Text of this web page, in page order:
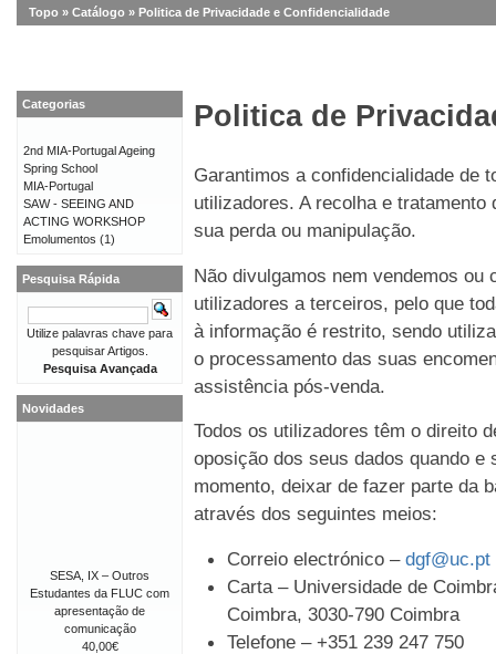
Topo » Catálogo » Politica de Privacidade e Confidencialidade
Politica de
Garantimos a confidencialidade de
utilizadores. A recolha e
sua perda ou manipulação.
Não divulgamos nem vendemos
utilizadores a terceiros, pelo que
à informação é restrito, sendo
o processamento das suas
assistência pós-venda.
Todos os utilizadores têm o direito
oposição dos seus dados quando e
momento, deixar de fazer parte da
através dos seguintes meios:
Correio electrónico – dgf@uc.pt
Carta – Universidade de
Coimbra, 3030-790 Coimbra
Telefone – +351 239 247 750
Categorias
2nd MIA-Portugal Ageing
Spring School
MIA-Portugal
SAW - SEEING AND
ACTING WORKSHOP
Emolumentos (1)
Pesquisa Rápida
Utilize palavras chave para
pesquisar Artigos.
Pesquisa Avançada
Novidades
SESA, IX – Outros
Estudantes da FLUC com
apresentação de
comunicação
40,00€